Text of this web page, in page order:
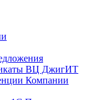
ВЦ ДжигИТ
Компании